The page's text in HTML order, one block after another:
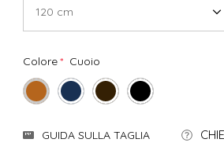
Colore* Cuoio
Attuale:GUIDA SULLA TAGLIA